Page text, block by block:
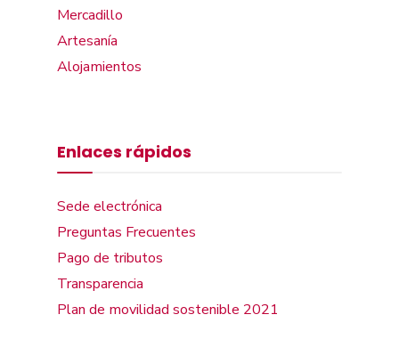
Mercadillo
Artesanía
Alojamientos
Enlaces rápidos
Sede electrónica
Preguntas Frecuentes
Pago de tributos
Transparencia
Plan de movilidad sostenible 2021